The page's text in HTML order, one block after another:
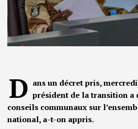
D ans un décret pris,
président de la transition a
conseils communaux sur
national, a-t-on appris.